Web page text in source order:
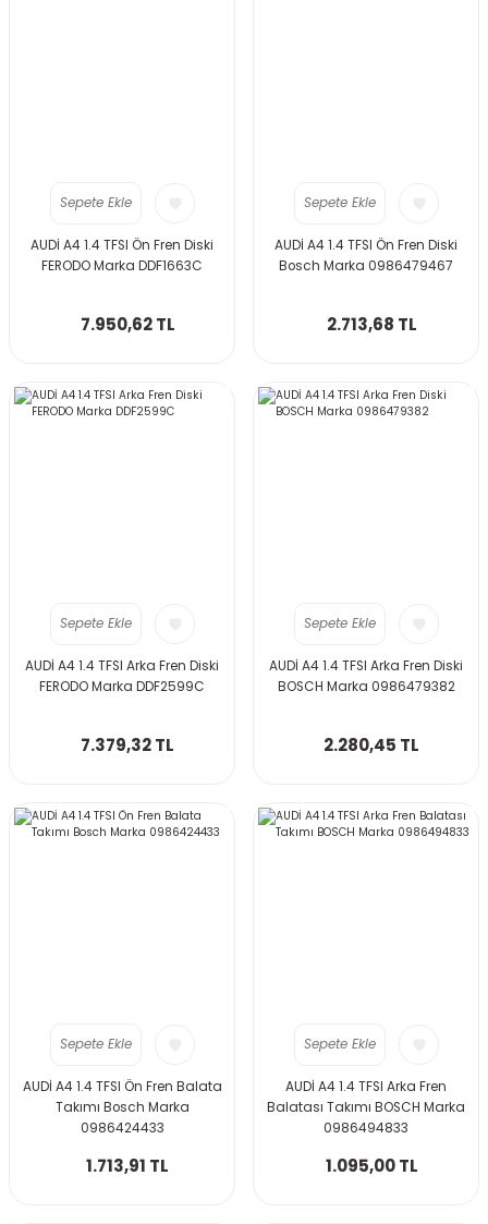
Sepete Ekle
AUDİ A4 1.4 TFSI Ön Fren Diski
FERODO Marka DDF1663C
7.950,62 TL
Sepete Ekle
AUDİ A4 1.4 TFSI Ön Fren Diski
Bosch Marka 0986479467
2.713,68 TL
Sepete Ekle
AUDİ A4 1.4 TFSI Arka Fren Diski
FERODO Marka DDF2599C
7.379,32 TL
Sepete Ekle
AUDİ A4 1.4 TFSI Arka Fren Diski
BOSCH Marka 0986479382
2.280,45 TL
Sepete Ekle
AUDİ A4 1.4 TFSI Ön Fren Balata
Takımı Bosch Marka
0986424433
1.713,91 TL
Sepete Ekle
AUDİ A4 1.4 TFSI Arka Fren
Balatası Takımı BOSCH Marka
0986494833
1.095,00 TL